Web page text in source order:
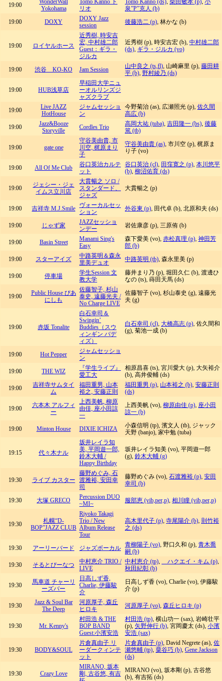
19:00
WonderWall
Yokohama
Tomo Kanno ト
リオ
Tomo Kanno (ds), 柴田敏孝 (p), 小
泉”P”克人 (b)
19:00
DOXY
DOXY Jazz
session
後藤浩二 (p), 林かな (b)
19:00 ロイヤルホース
近秀樹, 時安吉
宏, 中村雄二郎
Guest：ギラ・
ジルカ
近秀樹 (p), 時安吉宏 (b), 中村雄二郎
(ds), ギラ・ジルカ (vo)
19:00 渋谷 KO-KO Jam Session 山中良之 (ts,fl), 山崎麻里 (p), 藤田耕
平 (b), 野村綾乃 (ds)
19:00 HUB浅草店
早稲田大学ニュ
ーオルリンズジ
ャズクラブ
19:00
Live JAZZ
HotHouse
ジャムセッショ
ン
今野菊治 (as), 広瀬照光 (p), 佐久間
高広 (b)
19:00
Jazz&Booze
Storyville
Cordles Trio 高岡大祐 (tuba), 吉田隆一 (bs), 後藤
篤 (tb)
19:00 gate one
守谷美由貴, 市
川空, 梶原まり
子
守谷美由貴 (as), 市川空 (p), 梶原ま
り子 (vo)
19:00 All Of Me Club
谷口英治カルテ
ット
谷口英治 (cl), 田窪寛之 (p), 本川悠平
(b), 柳沼佑育 (ds)
19:00
ジェシー・ジェ
イムス立川店
大貫暢之 ソロ /
スタンダード、
ジャズ
大貫暢之 (p)
19:00 吉祥寺 M.J.Smile
ヴォーカルセッ
ション
外谷東 (p), 田代卓 (b), 北原和夫 (ds)
19:00 じゃず家
JAZZセッショ
ンデー
岩佐康彦 (p), 三原侑 (b)
19:00 Basin Street
Manami Sing's
Easy
森下愛美 (vo), 赤松真理 (p), 神田芳
郎 (b)
19:00
スターアイズ
中路英明＆森永
里美デュオ
中路英明 (tb), 森永里美 (p)
19:00 停車場
学生Session 文
教大学
藤井まり乃 (p), 堀田久仁 (b), 渡邊ひ
なの (ts), 蒔田天馬 (ds)
19:00
Public House ぴあ
にしも
佐藤智子, 杉山
泰史, 遠藤光夫 /
No Charge LIVE
佐藤智子 (vo), 杉山泰史 (g), 遠藤光
夫 (g)
19:00 赤坂 Tonalite
白石幸司＆
Swingin’
Buddies（スウ
ィンギン バデ
ィズ）
白石幸司 (cl), 大橋高志 (p), 佐久間和
(g), 菊池一成 (b)
19:00 Hot Pepper
ジャムセッショ
ン
19:00
THE WIZ
『学生ライブ』
愛工大
相原昌喜 (ts), 宮川愛大 (p), 大矢裕介
(b), 高井俊輔 (ds)
19:00
吉祥寺サムタイ
ム
福田重男, 山本
裕之, 安藤正則
福田重男 (p), 山本裕之 (b), 安藤正則
(ds)
19:00
六本木 アルフィ
ー
上西美帆, 柳原
由佳, 座小田諒
一
上西美帆 (vo), 柳原由佳 (p), 座小田
諒一 (b)
19:00 Minton House DIXIE ICHIZA
小森信明 (tp), 濱文人 (tb), ジャック
天野 (banjo), 家中勉 (tuba)
19:15 代々木ナル
坂井レイラ知
美, 平岡遊一郎,
鈴木大輔 /
Happy Birthday
坂井レイラ知美 (vo), 平岡遊一郎
(g), 鈴木大輔 (g)
19:30 ライブ カスター
藤野めぐみ, 石
渡雅裕, 安田幸
司
藤野めぐみ (vo), 石渡雅裕 (p), 安田
幸司 (b)
19:30 大塚 GRECO
Percussion DUO
~MI~
服部恵 (vib,per,p), 相川瞳 (vib,per,p)
19:30
札幌“D-
BOP”JAZZ CLUB
Riyoko Takagi
Trio / New
Album Release
Tour
高木里代子 (p), 寺尾陽介 (b), 則竹裕
之 (ds)
19:30 アーリーバード ジャズボーカル 青柳陽子 (vo), 野口久和 (p), 青木喬
嗣 (b)
19:30
そるとぴーなつ
中村恵介 TRIO /
LIVE
中村恵介 (tp), ハクエイ・キム (p),
秋田紀彰 (b)
19:30
馬車道 チャーリ
ーズバー
日高しず香,
Charlie, 伊藤駿
介
日高しず香 (vo), Charlie (vo), 伊藤駿
介 (p)
19:30
Jazz & Soul Bar
The Deep
河原厚子, 森丘
ヒロキ
河原厚子 (vo), 森丘ヒロキ (p)
19:30 Mr. Kenny's
村田浩 & THE
BOP BAND
Guest:小濱安浩
村田浩 (tp), 横山功一 (sax), 岩崎壮平
(p), 矢野伸行 (b), 宮岡慶太 (ds), 小濱
安浩 (sax)
19:30 BODY&SOUL
片倉真由子 リ
ーダークィンテ
ット
片倉真由子 (p), David Negrete (as), 佐
瀬悠輔 (tp), 粟谷巧 (b), Gene Jackson
(ds)
19:30 Crazy Love
MIRANO, 坂本
剛, 古谷悠, 有吉 MIRANO (vo), 坂本剛 (p), 古谷悠
(b), 有吉拓 (ds)